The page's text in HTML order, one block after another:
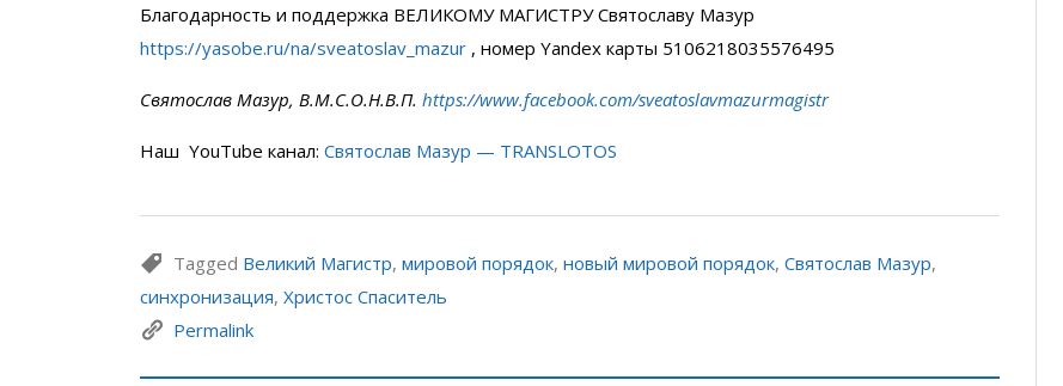
Благодарность и поддержка ВЕЛИКОМУ МАГИСТРУ Святославу Мазур
https://yasobe.ru/na/sveatoslav_mazur , номер Yandex карты 5106218035576495
Святослав Мазур, В.М.С.О.Н.В.П. https://www.facebook.com/sveatoslavmazurmagistr
Наш YouTube канал: Святослав Мазур — TRANSLOTOS
Tagged Великий Магистр, мировой порядок, новый мировой порядок, Святослав Мазур,
синхронизация, Христос Спаситель
Permalink